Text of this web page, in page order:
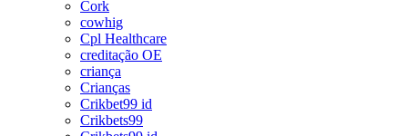
Cork
cowhig
Cpl Healthcare
creditação OE
criança
Crianças
Crikbet99 id
Crikbets99